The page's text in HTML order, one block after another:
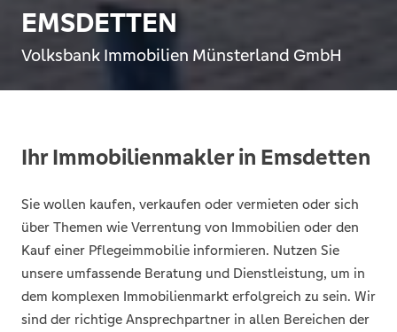
EMSDETTEN
Volksbank Immobilien Münsterland GmbH
Ihr Immobilienmakler in Emsdetten
Sie wollen kaufen, verkaufen oder vermieten oder sich
über Themen wie Verrentung von Immobilien oder den
Kauf einer Pflegeimmobilie informieren. Nutzen Sie
unsere umfassende Beratung und Dienstleistung, um in
dem komplexen Immobilienmarkt erfolgreich zu sein. Wir
sind der richtige Ansprechpartner in allen Bereichen der